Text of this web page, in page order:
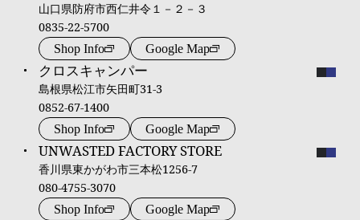
山口県防府市西仁井令１－２－３
0835-22-5700
Shop Info Google Map
クロスキャンパー
島根県松江市矢田町31-3
0852-67-1400
Shop Info Google Map
UNWASTED FACTORY STORE
香川県東かがわ市三本松1256-7
080-4755-3070
Shop Info Google Map